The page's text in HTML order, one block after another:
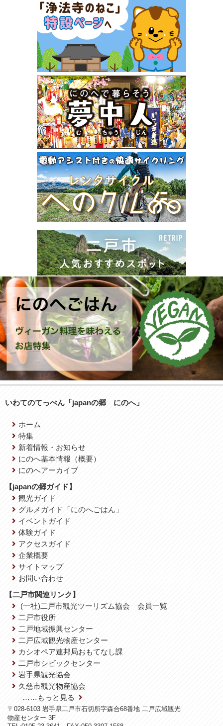
いわてのてっぺん「japanの郷 にのへ」
ホーム
特集
新着情報・お知らせ
にのへ基本情報（概要）
にのへアーカイブ
【japanの郷ガイド】
観光ガイド
グルメガイド「にのへごはん」
イベントガイド
体験ガイド
アクセスガイド
企業概要
サイトマップ
お問い合わせ
【二戸市関連リンク】
(一社)二戸市観光ツーリズム協会 会員一覧
二戸市役所
二戸地域振興センター
二戸広域観光物産センター
カシオペア連邦局おもてなし課
二戸市シビックセンター
岩手県観光協会
久慈市観光物産協会
……もっと見る
〒028-6103 岩手県二戸市石切所字森合68番地 二戸広域観光
物産センター 3F